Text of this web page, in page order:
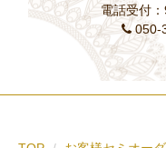
電話受付
050-